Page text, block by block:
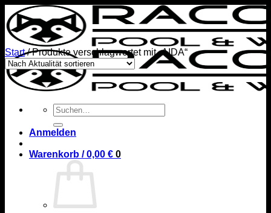
Zum
Inhalt
springen
Suchen
nach:
Anmelden
Warenkorb /0,00 € 0
Start /Produkte verschlagwortet mit „AIDA“